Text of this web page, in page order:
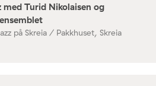
Turid Nikolaisen og
på Skreia / Pakkhuset, Skreia